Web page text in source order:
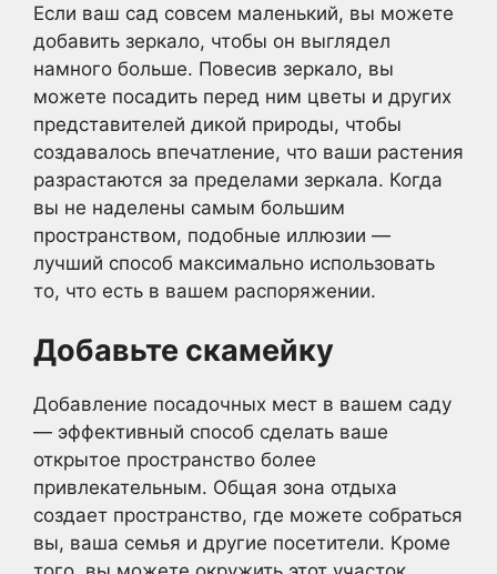
Если ваш сад совсем маленький, вы можете
добавить зеркало, чтобы он выглядел
намного больше. Повесив зеркало, вы
можете посадить перед ним цветы и других
представителей дикой природы, чтобы
создавалось впечатление, что ваши растения
разрастаются за пределами зеркала. Когда
вы не наделены самым большим
пространством, подобные иллюзии —
лучший способ максимально использовать
то, что есть в вашем распоряжении.
Добавьте скамейку
Добавление посадочных мест в вашем саду
— эффективный способ сделать ваше
открытое пространство более
привлекательным. Общая зона отдыха
создает пространство, где можете собраться
вы, ваша семья и другие посетители. Кроме